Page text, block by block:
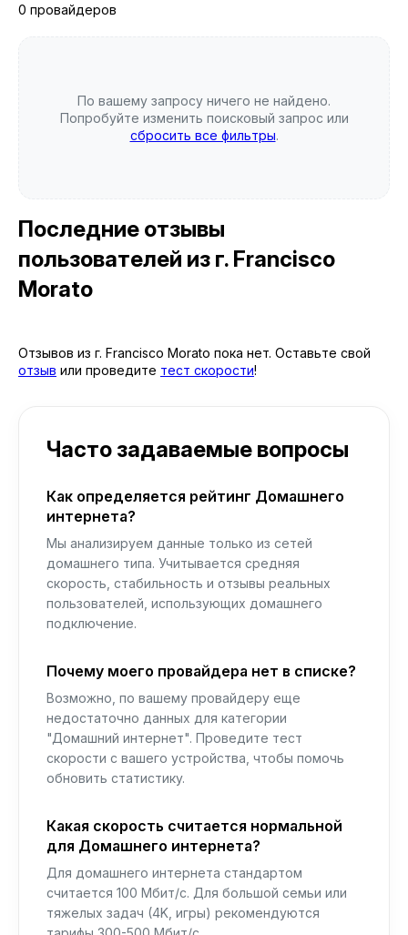
0 провайдеров
По вашему запросу ничего не найдено.
Попробуйте изменить поисковый запрос или
сбросить все фильтры.
Последние отзывы
пользователей из г. Francisco
Morato
Отзывов из г. Francisco Morato пока нет. Оставьте свой
отзыв или проведите тест скорости!
Часто задаваемые вопросы
Как определяется рейтинг Домашнего
интернета?
Мы анализируем данные только из сетей
домашнего типа. Учитывается средняя
скорость, стабильность и отзывы реальных
пользователей, использующих домашнего
подключение.
Почему моего провайдера нет в списке?
Возможно, по вашему провайдеру еще
недостаточно данных для категории
"Домашний интернет". Проведите тест
скорости с вашего устройства, чтобы помочь
обновить статистику.
Какая скорость считается нормальной
для Домашнего интернета?
Для домашнего интернета стандартом
считается 100 Мбит/с. Для большой семьи или
тяжелых задач (4K, игры) рекомендуются